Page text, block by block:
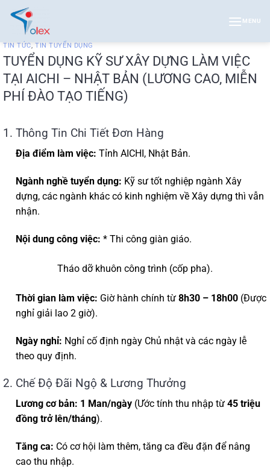
qua
MENU
TIN TỨC,TIN TUYỂN DỤNG
TUYỂN DỤNG KỸ SƯ XÂY DỰNG LÀM VIỆC
TẠI AICHI – NHẬT BẢN (LƯƠNG CAO, MIỄN
PHÍ ĐÀO TẠO TIẾNG)
1. Thông Tin Chi Tiết Đơn Hàng
Địa điểm làm việc: Tỉnh AICHI, Nhật Bản.
Ngành nghề tuyển dụng: Kỹ sư tốt nghiệp ngành Xây
dựng, các ngành khác có kinh nghiệm về Xây dựng thì vẫn
nhận.
Nội dung công việc: * Thi công giàn giáo.
Tháo dỡ khuôn công trình (cốp pha).
Thời gian làm việc: Giờ hành chính từ 8h30 – 18h00(Được
nghỉ giải lao 2 giờ).
Ngày nghỉ: Nghỉ cố định ngày Chủ nhật và các ngày lễ
theo quy định.
2. Chế Độ Đãi Ngộ & Lương Thưởng
Lương cơ bản: 1 Man/ngày(Ước tính thu nhập từ 45 triệu
đồng trở lên/tháng).
Tăng ca: Có cơ hội làm thêm, tăng ca đều đặn để nâng
cao thu nhập.